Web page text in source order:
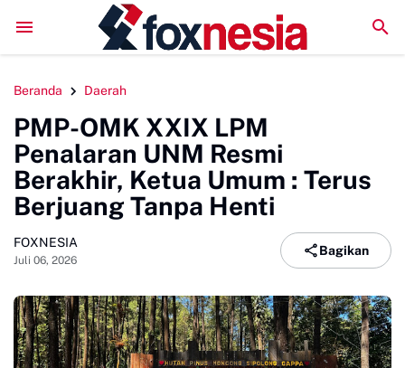
Literatur Institut Minta Polda Metro Jaya Segera Tuntaskan
Beranda Daerah
PMP-OMK XXIX LPM
Penalaran UNM Resmi
Berakhir, Ketua Umum : Terus
Berjuang Tanpa Henti
FOXNESIA
Juli 06, 2026
Bagikan